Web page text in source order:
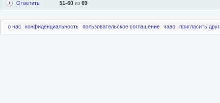
Ответить 51-60 из 69
о нас конфиденциальность пользовательское соглашение чаво пригласить